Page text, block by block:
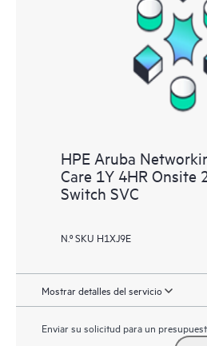
HPE Aruba
Care 1Y 4HR Onsite
Switch SVC
N.º SKU H1XJ9E
Mostrar detalles del servicio
Enviar su solicitud para un